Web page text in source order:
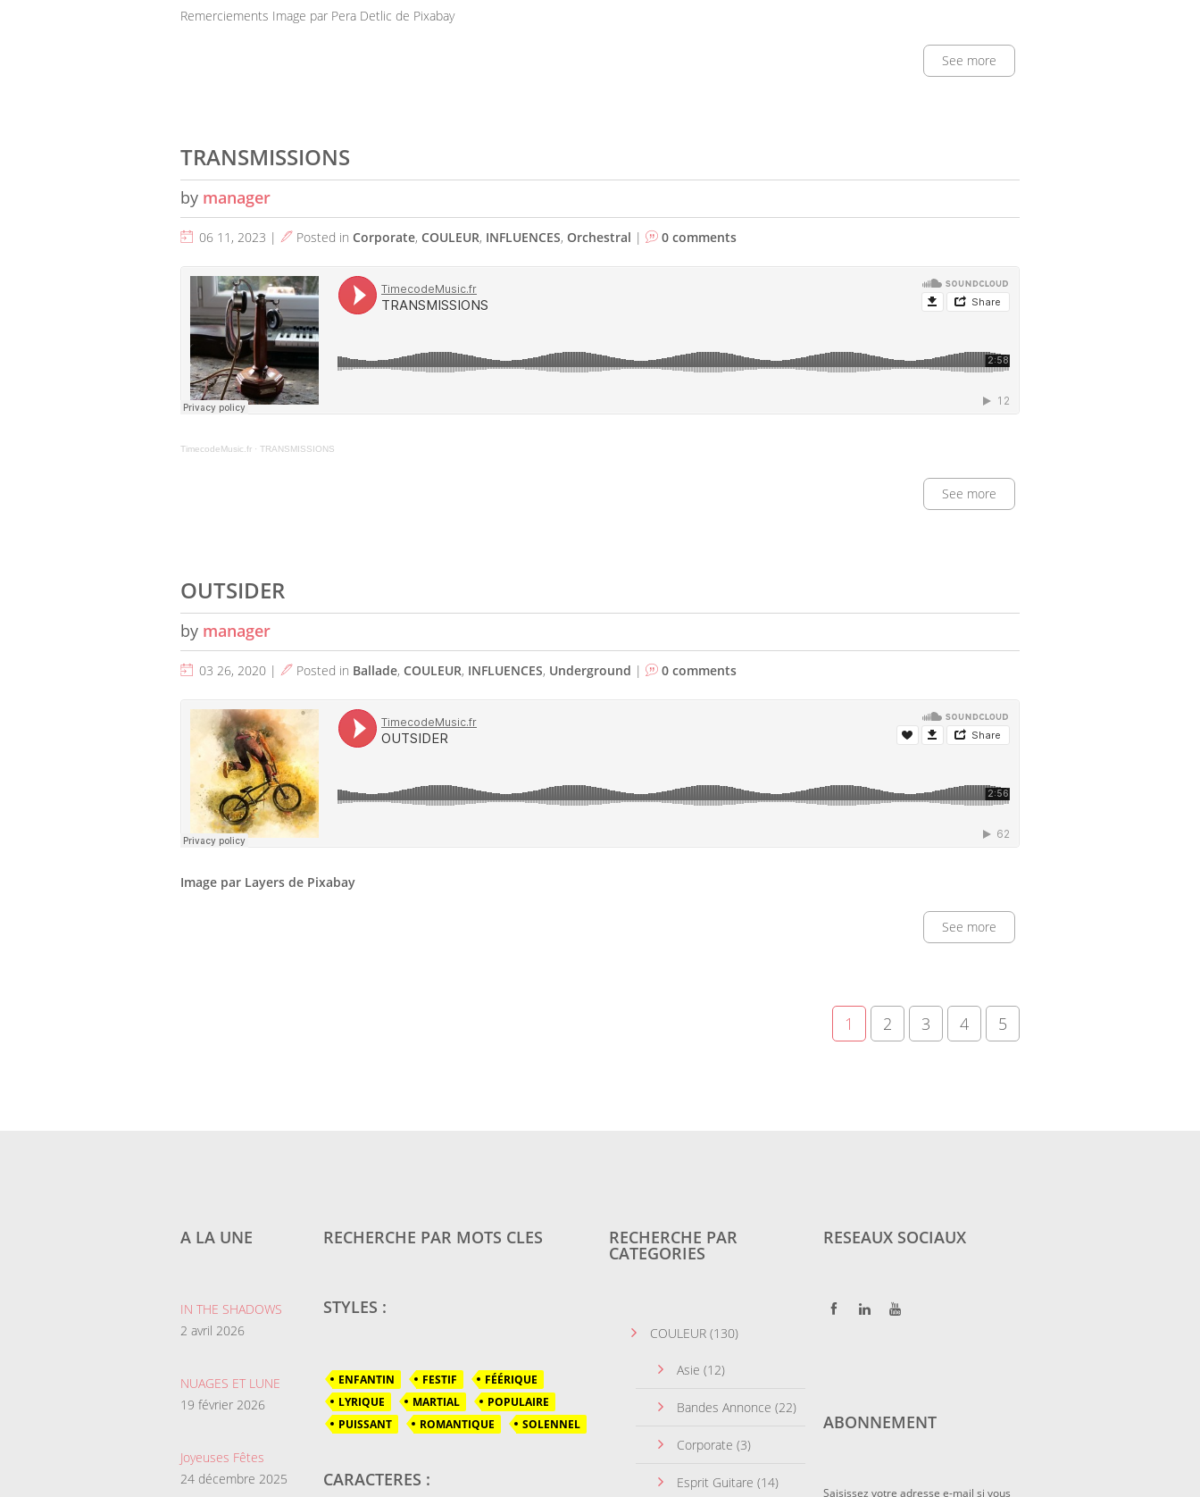
Remerciements Image par Pera Detlic de Pixabay
See more
TRANSMISSIONS
by manager
06 11, 2023 | Posted in Corporate, COULEUR, INFLUENCES, Orchestral | 0 comments
TimecodeMusic.fr · TRANSMISSIONS
See more
OUTSIDER
by manager
03 26, 2020 | Posted in Ballade, COULEUR, INFLUENCES, Underground | 0 comments
Image par Layers de Pixabay
See more
1 2 3 4 5
A LA UNE
IN THE SHADOWS
2 avril 2026
NUAGES ET LUNE
19 février 2026
Joyeuses Fêtes
24 décembre 2025
RECHERCHE PAR MOTS CLES
STYLES :
ENFANTIN FESTIF
FÉÉRIQUE
LYRIQUE
MARTIAL
POPULAIRE
PUISSANT
ROMANTIQUE SOLENNEL
CARACTERES :
RECHERCHE PAR
CATEGORIES
COULEUR (130)
Asie (12)
Bandes Annonce (22)
Corporate (3)
Esprit Guitare (14)
RESEAUX SOCIAUX
ABONNEMENT
Saisissez votre adresse e-mail si vous